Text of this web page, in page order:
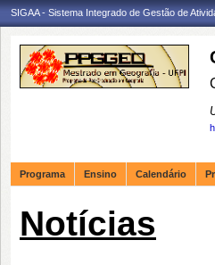
SIGAA - Sistema Integrado de Gestão de
Programa Ensino Calendário
Notícias